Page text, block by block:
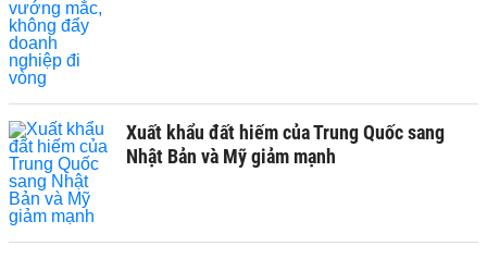
Xuất khẩu đất hiếm của Trung Quốc sang
Nhật Bản và Mỹ giảm mạnh